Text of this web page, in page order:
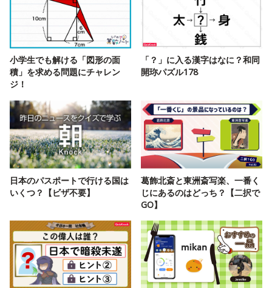
小学生でも解ける「図形の面
積」を求める問題にチャレン
ジ！
「？」に入る漢字はなに？和同
開珎パズル178
日本のパスポートで行ける国は
いくつ？【ビザ不要】
葛飾北斎と東洲斎写楽、一番く
じにあるのはどっち？【二択で
GO】